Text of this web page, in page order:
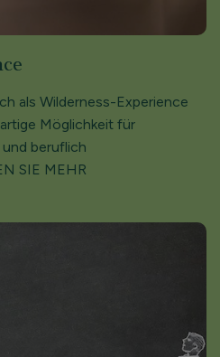
als Wilderness-­Experience
Möglichkeit für
beruflich
SIE MEHR